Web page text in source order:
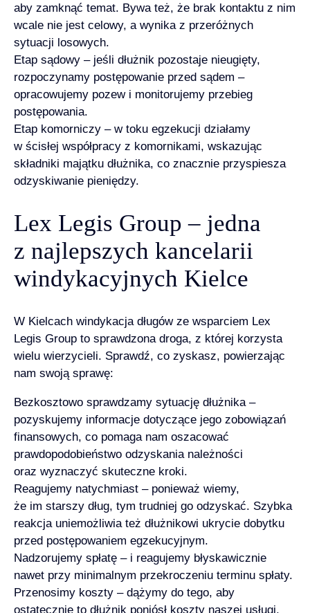
aby zamknąć temat. Bywa też, że brak kontaktu z nim
wcale nie jest celowy, a wynika z przeróżnych
sytuacji losowych.
Etap sądowy – jeśli dłużnik pozostaje nieugięty,
rozpoczynamy postępowanie przed sądem –
opracowujemy pozew i monitorujemy przebieg
postępowania.
Etap komorniczy – w toku egzekucji działamy
w ścisłej współpracy z komornikami, wskazując
składniki majątku dłużnika, co znacznie przyspiesza
odzyskiwanie pieniędzy.
Lex Legis Group – jedna
z najlepszych kancelarii
windykacyjnych Kielce
W Kielcach windykacja długów ze wsparciem Lex
Legis Group to sprawdzona droga, z której korzysta
wielu wierzycieli. Sprawdź, co zyskasz, powierzając
nam swoją sprawę:
Bezkosztowo sprawdzamy sytuację dłużnika –
pozyskujemy informacje dotyczące jego zobowiązań
finansowych, co pomaga nam oszacować
prawdopodobieństwo odzyskania należności
oraz wyznaczyć skuteczne kroki.
Reagujemy natychmiast – ponieważ wiemy,
że im starszy dług, tym trudniej go odzyskać. Szybka
reakcja uniemożliwia też dłużnikowi ukrycie dobytku
przed postępowaniem egzekucyjnym.
Nadzorujemy spłatę – i reagujemy błyskawicznie
nawet przy minimalnym przekroczeniu terminu spłaty.
Przenosimy koszty – dążymy do tego, aby
ostatecznie to dłużnik poniósł koszty naszej usługi,